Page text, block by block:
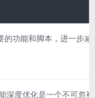
的功能和脚本，进一步
深度优化是一个不可忽